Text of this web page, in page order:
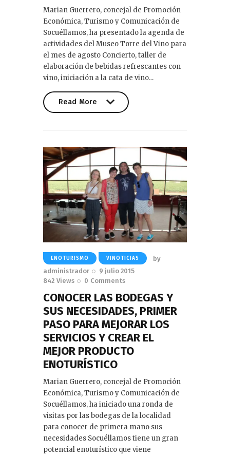
Marian Guerrero, concejal de Promoción
Económica, Turismo y Comunicación de
Socuéllamos, ha presentado la agenda de
actividades del Museo Torre del Vino para
el mes de agosto Concierto, taller de
elaboración de bebidas refrescantes con
vino, iniciación a la cata de vino…
Read More
ENOTURISMO VINOTICIAS
by
administrador
9 julio 2015
842 Views 0 Comments
CONOCER LAS BODEGAS Y
SUS NECESIDADES, PRIMER
PASO PARA MEJORAR LOS
SERVICIOS Y CREAR EL
MEJOR PRODUCTO
ENOTURÍSTICO
Marian Guerrero, concejal de Promoción
Económica, Turismo y Comunicación de
Socuéllamos, ha iniciado una ronda de
visitas por las bodegas de la localidad
para conocer de primera mano sus
necesidades Socuéllamos tiene un gran
potencial enoturístico que viene